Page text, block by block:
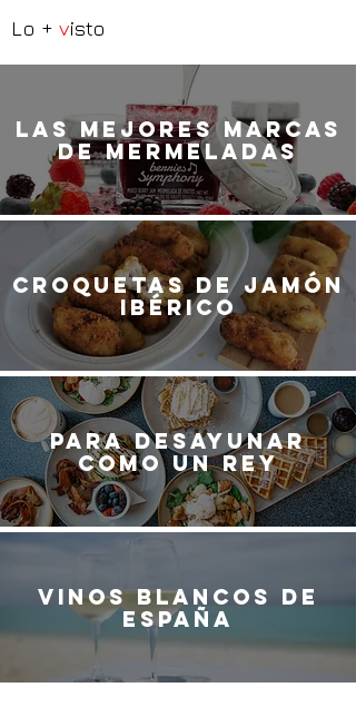
Lo + visto
LaS MEJORES marcas
de mermeladas
Croquetas de jamón
ibérico
Para desayunar
como un rey
Vinos blancos de
España